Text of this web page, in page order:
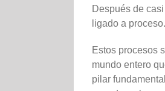
Después de
ligado a proceso.
Estos procesos
mundo entero
pilar